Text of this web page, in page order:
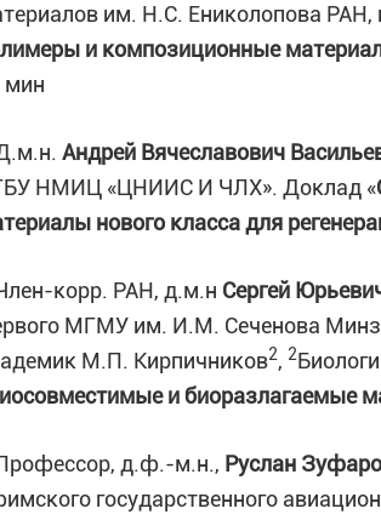
им. Н.С. Ениколопова РАН,
и композиционные
мин
Андрей Вячеславович
НМИЦ «ЦНИИС И ЧЛХ». Доклад «
нового класса для
корр. РАН, д.м.н Сергей
МГМУ им. И.М. Сеченова
М.П. Кирпичников2, 2
и биоразлагаемые
д.ф.-м.н., Руслан
государственного